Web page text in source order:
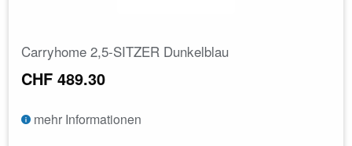
Carryhome 2,5-SITZER Dunkelblau
CHF 489.30
mehr Informationen